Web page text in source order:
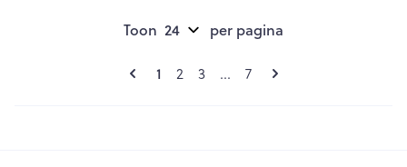
Pagina's
U lees momenteel pagina
1 Pagina
2 Pagina
3 ... Pagina
7
Toon per pagina